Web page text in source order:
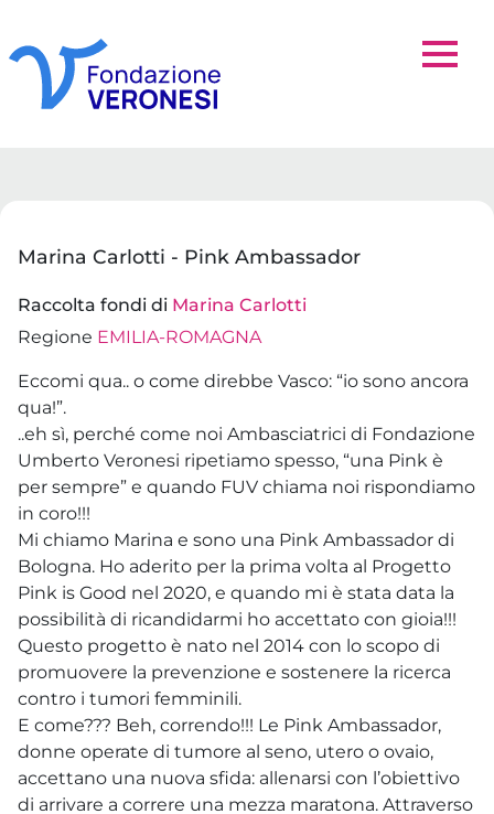
Marina Carlotti - Pink Ambassador
Raccolta fondi di Marina Carlotti
Regione EMILIA-ROMAGNA
Eccomi qua.. o come direbbe Vasco: “io sono ancora
qua!”.
..eh sì, perché come noi Ambasciatrici di Fondazione
Umberto Veronesi ripetiamo spesso, “una Pink è
per sempre” e quando FUV chiama noi rispondiamo
in coro!!!
Mi chiamo Marina e sono una Pink Ambassador di
Bologna. Ho aderito per la prima volta al Progetto
Pink is Good nel 2020, e quando mi è stata data la
possibilità di ricandidarmi ho accettato con gioia!!!
Questo progetto è nato nel 2014 con lo scopo di
promuovere la prevenzione e sostenere la ricerca
contro i tumori femminili.
E come??? Beh, correndo!!! Le Pink Ambassador,
donne operate di tumore al seno, utero o ovaio,
accettano una nuova sfida: allenarsi con l’obiettivo
di arrivare a correre una mezza maratona. Attraverso